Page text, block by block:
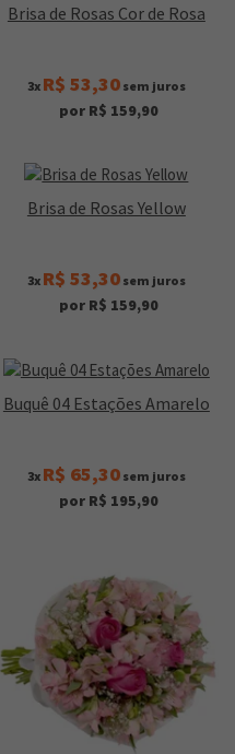
Brisa de Rosas Cor de Rosa
3x R$ 53,30sem juros
por R$ 159,90
Brisa de Rosas Yellow
3x R$ 53,30sem juros
por R$ 159,90
Buquê 04 Estações Amarelo
3x R$ 65,30sem juros
por R$ 195,90